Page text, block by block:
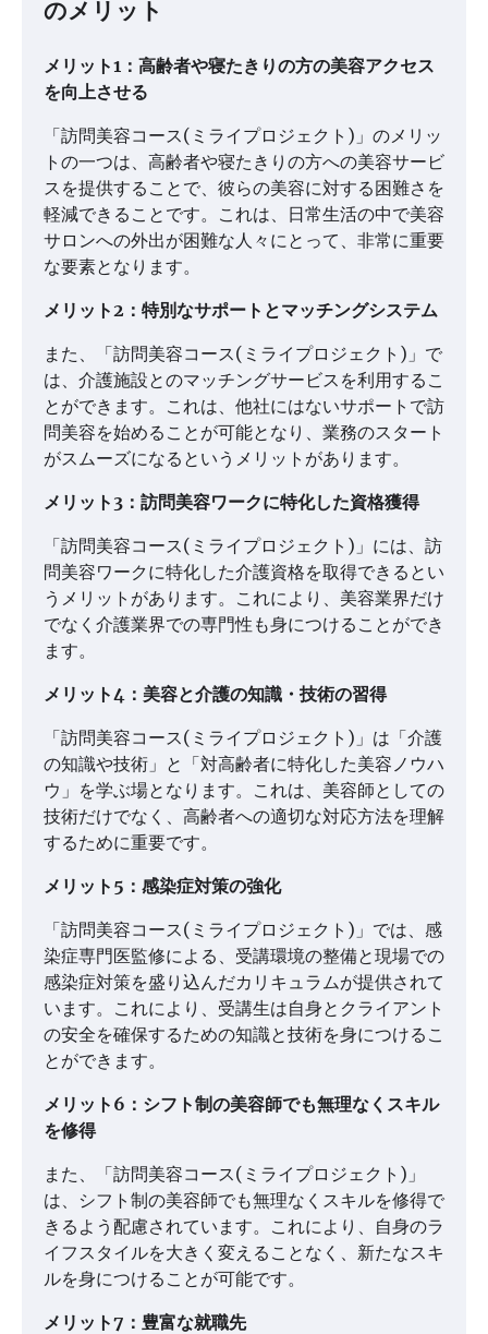
のメリット
メリット1：高齢者や寝たきりの方の美容アクセス
を向上させる
「訪問美容コース(ミライプロジェクト)」のメリッ
トの一つは、高齢者や寝たきりの方への美容サービ
スを提供することで、彼らの美容に対する困難さを
軽減できることです。これは、日常生活の中で美容
サロンへの外出が困難な人々にとって、非常に重要
な要素となります。
メリット2：特別なサポートとマッチングシステム
また、「訪問美容コース(ミライプロジェクト)」で
は、介護施設とのマッチングサービスを利用するこ
とができます。これは、他社にはないサポートで訪
問美容を始めることが可能となり、業務のスタート
がスムーズになるというメリットがあります。
メリット3：訪問美容ワークに特化した資格獲得
「訪問美容コース(ミライプロジェクト)」には、訪
問美容ワークに特化した介護資格を取得できるとい
うメリットがあります。これにより、美容業界だけ
でなく介護業界での専門性も身につけることができ
ます。
メリット4：美容と介護の知識・技術の習得
「訪問美容コース(ミライプロジェクト)」は「介護
の知識や技術」と「対高齢者に特化した美容ノウハ
ウ」を学ぶ場となります。これは、美容師としての
技術だけでなく、高齢者への適切な対応方法を理解
するために重要です。
メリット5：感染症対策の強化
「訪問美容コース(ミライプロジェクト)」では、感
染症専門医監修による、受講環境の整備と現場での
感染症対策を盛り込んだカリキュラムが提供されて
います。これにより、受講生は自身とクライアント
の安全を確保するための知識と技術を身につけるこ
とができます。
メリット6：シフト制の美容師でも無理なくスキル
を修得
また、「訪問美容コース(ミライプロジェクト)」
は、シフト制の美容師でも無理なくスキルを修得で
きるよう配慮されています。これにより、自身のラ
イフスタイルを大きく変えることなく、新たなスキ
ルを身につけることが可能です。
メリット7：豊富な就職先